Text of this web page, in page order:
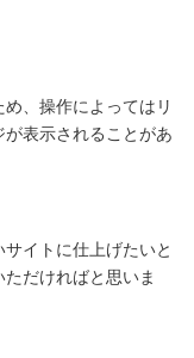
、操作によってはリ
表示されることがあ
イトに仕上げたいと
だければと思いま